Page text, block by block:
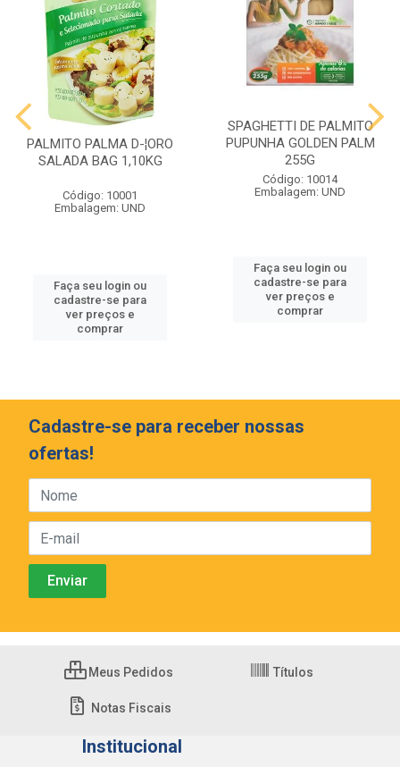
PALMITO PALMA D-¦ORO
SALADA BAG 1,10KG
Código: 10001
Embalagem: UND
Faça seu login ou
cadastre-se para
ver preços e
comprar
SPAGHETTI DE PALMITO
PUPUNHA GOLDEN PALM
255G
Código: 10014
Embalagem: UND
Faça seu login ou
cadastre-se para
ver preços e
comprar
Cadastre-se para receber nossas
ofertas!
Meus Pedidos Títulos
Notas Fiscais
Institucional